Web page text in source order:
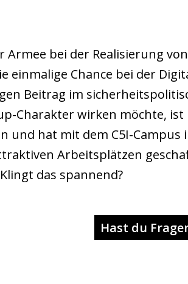
Armee bei der Realisierung
einmalige Chance bei der
Beitrag im
Charakter wirken möchte,
und hat mit dem C5I-
Arbeitsplätzen
das spannend?
Hast du